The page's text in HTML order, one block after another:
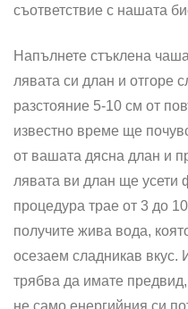
съответствие с нашата
Напълнете стъклена
лявата си длан и отгоре
разстояние 5-10 см от
известно време ще
от вашата дясна длан и
лявата ви длан ще усети
процедура трае от 3 до
получите жива вода,
осезаем сладникав вкус.
трябва да имате
не само енергийния си